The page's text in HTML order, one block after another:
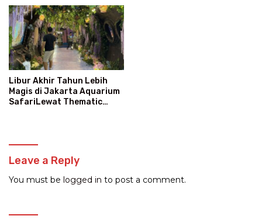
Libur Akhir Tahun Lebih
Magis di Jakarta Aquarium
SafariLewat Thematic
Leave a Reply
You must be logged in to post a comment.